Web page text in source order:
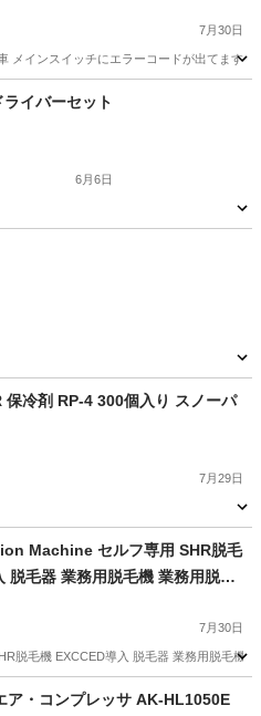
7月30日
メインスイッチにエラーコードが出てます
シスト自転車
イバーセット
6月6日
保冷剤 RP-4 300個入り スノーパ
7月29日
Machine セルフ専用 SHR脱毛
脱毛器 業務用脱毛機 業務用脱毛
7月30日
脱毛機 EXCCED導入 脱毛器 業務用脱毛
ア・コンプレッサ AK-HL1050E